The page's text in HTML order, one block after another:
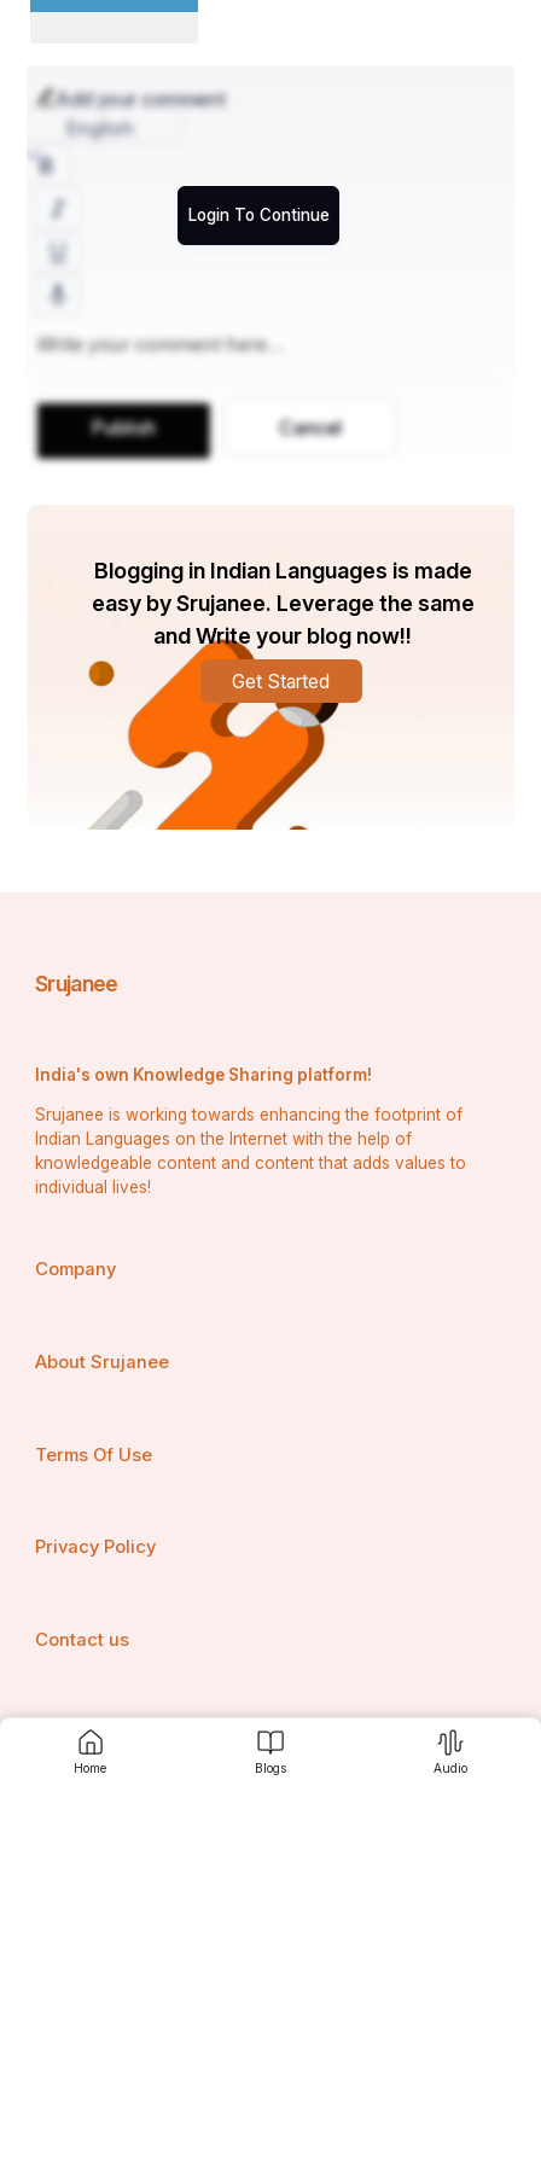
Home Blogs Audio
Add your comment
Login To Continue
English
Publish Cancel
Blogging in Indian Languages is made
easy by Srujanee. Leverage the same
and Write your blog now!!
Get Started
Srujanee
India's own Knowledge Sharing platform!
Srujanee is working towards enhancing the footprint of
Indian Languages on the Internet with the help of
knowledgeable content and content that adds values to
individual lives!
Company
About Srujanee
Terms Of Use
Privacy Policy
Contact us
Srujanee